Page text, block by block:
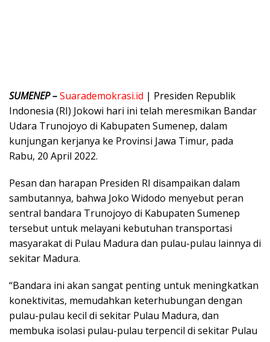
SUMENEP –Suarademokrasi.id | Presiden Republik
Indonesia (RI) Jokowi hari ini telah meresmikan Bandar
Udara Trunojoyo di Kabupaten Sumenep, dalam
kunjungan kerjanya ke Provinsi Jawa Timur, pada
Rabu, 20 April 2022.
Pesan dan harapan Presiden RI disampaikan dalam
sambutannya, bahwa Joko Widodo menyebut peran
sentral bandara Trunojoyo di Kabupaten Sumenep
tersebut untuk melayani kebutuhan transportasi
masyarakat di Pulau Madura dan pulau-pulau lainnya di
sekitar Madura.
“Bandara ini akan sangat penting untuk meningkatkan
konektivitas, memudahkan keterhubungan dengan
pulau-pulau kecil di sekitar Pulau Madura, dan
membuka isolasi pulau-pulau terpencil di sekitar Pulau